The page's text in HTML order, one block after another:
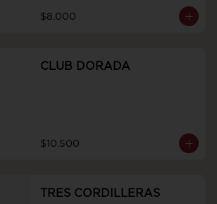
$8.000
CLUB DORADA
$10.500
TRES CORDILLERAS